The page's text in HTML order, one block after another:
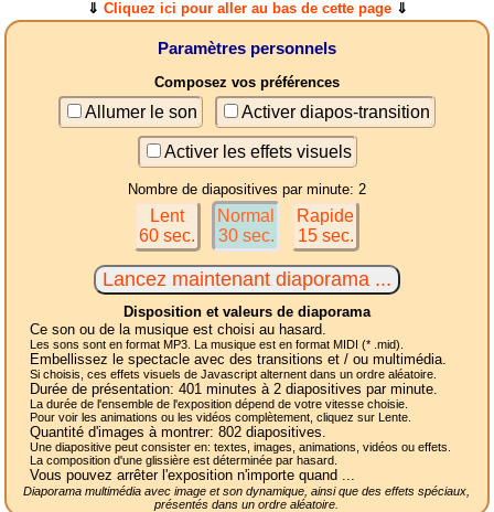
⇓ Cliquez ici pour aller au bas de cette page⇓
Paramètres personnels
Composez vos préférences
Allumer le son Activer diapos-transition
Activer les effets visuels
Nombre de diapositives par minute: 2
Lent
60 sec.
Normal
30 sec.
Rapide
15 sec.
Disposition et valeurs de diaporama
Ce son ou de la musique est choisi au hasard.
Les sons sont en format MP3. La musique est en format MIDI (* .mid).
Embellissez le spectacle avec des transitions et / ou multimédia.
Si choisis, ces effets visuels de Javascript alternent dans un ordre aléatoire.
Durée de présentation: 401 minutes à 2 diapositives par minute.
La durée de l'ensemble de l'exposition dépend de votre vitesse choisie.
Pour voir les animations ou les vidéos complètement, cliquez sur Lente.
Quantité d'images à montrer: 802diapositives.
Une diapositive peut consister en: textes, images, animations, vidéos ou effets.
La composition d'une glissière est déterminée par hasard.
Vous pouvez arrêter l'exposition n'importe quand ...
Diaporama multimédia avec image et son dynamique, ainsi que des effets spéciaux,
présentés dans un ordre aléatoire.